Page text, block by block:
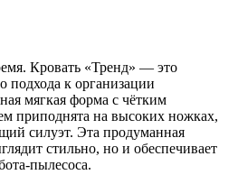
Кровать «Тренд» — это
подхода к организации
мягкая форма с чётким
приподнята на высоких ножках,
силуэт. Эта продуманная
стильно, но и обеспечивает
пылесоса.